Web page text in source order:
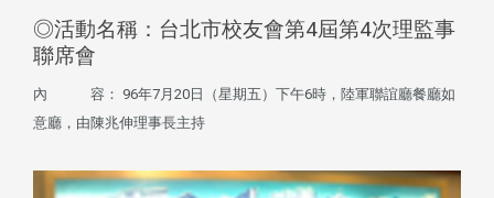
◎活動名稱：台北市校友會第4屆第4次理監事
聯席會
內 容： 96年7月20日（星期五）下午6時，陸軍聯誼廳餐廳如
意廳，由陳兆伸理事長主持